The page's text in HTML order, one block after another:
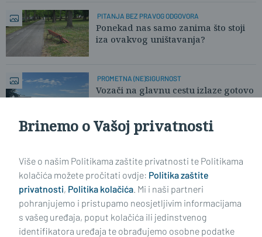
PITANJA BEZ PRAVOG ODGOVORA
Ponekad nas samo zanima što stoji
iza ovakvog uništavanja?
PROMETNA (NE)SIGURNOST
Vozači na glavnu cestu izlaze gotovo
Brinemo o Vašoj privatnosti
Više o našim Politikama zaštite privatnosti te Politikama
kolačića možete pročitati ovdje: Politika zaštite
privatnosti, Politika kolačića. Mi i naši partneri
pohranjujemo i pristupamo neosjetljivim informacijama
s vašeg uređaja, poput kolačića ili jedinstvenog
identifikatora uređaja te obrađujemo osobne podatke